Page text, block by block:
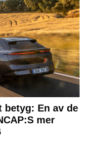
betyg: En av de
mer